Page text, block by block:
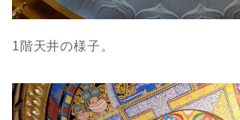
1階天井の様子。